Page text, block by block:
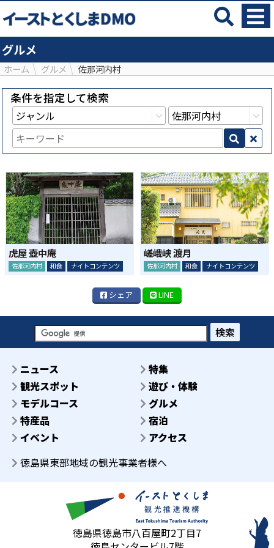
グルメ
ホーム グルメ 佐那河内村
条件を指定して検索
虎屋 壺中庵
佐那河内村 和食 ナイトコンテンツ
嵯峨峡 渡月
佐那河内村 和食 ナイトコンテンツ
シェア LINE
検索
ニュース
特集
観光スポット
遊び・体験
モデルコース
グルメ
特産品
宿泊
イベント
アクセス
徳島県東部地域の観光事業者様へ
徳島県徳島市八百屋町2丁目7